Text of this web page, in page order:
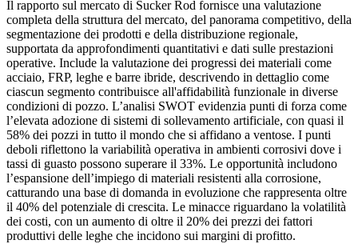
Il rapporto sul mercato di Sucker Rod fornisce una valutazione
completa della struttura del mercato, del panorama competitivo, della
segmentazione dei prodotti e della distribuzione regionale,
supportata da approfondimenti quantitativi e dati sulle prestazioni
operative. Include la valutazione dei progressi dei materiali come
acciaio, FRP, leghe e barre ibride, descrivendo in dettaglio come
ciascun segmento contribuisce all'affidabilità funzionale in diverse
condizioni di pozzo. L’analisi SWOT evidenzia punti di forza come
l’elevata adozione di sistemi di sollevamento artificiale, con quasi il
58% dei pozzi in tutto il mondo che si affidano a ventose. I punti
deboli riflettono la variabilità operativa in ambienti corrosivi dove i
tassi di guasto possono superare il 33%. Le opportunità includono
l’espansione dell’impiego di materiali resistenti alla corrosione,
catturando una base di domanda in evoluzione che rappresenta oltre
il 40% del potenziale di crescita. Le minacce riguardano la volatilità
dei costi, con un aumento di oltre il 20% dei prezzi dei fattori
produttivi delle leghe che incidono sui margini di profitto.